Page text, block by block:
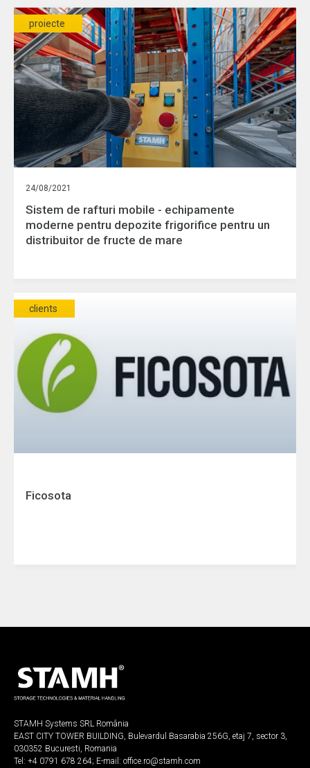
proiecte
24/08/2021
Sistem de rafturi mobile - echipamente
moderne pentru depozite frigorifice pentru un
distribuitor de fructe de mare
clients
Ficosota
STAMH Systems SRL România
EAST CITY TOWER BUILDING, Bulevardul Basarabia 256G, etaj 7, sector 3,
030352 Bucuresti, Romania
Tel: +4 0791 678 264; E-mail: office.ro@stamh.com